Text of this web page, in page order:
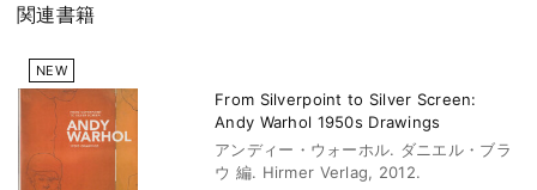
関連書籍
NEW
From Silverpoint to Silver Screen:
Andy Warhol 1950s Drawings
アンディー・ウォーホル. ダニエル・ブラ
ウ 編. Hirmer Verlag, 2012.